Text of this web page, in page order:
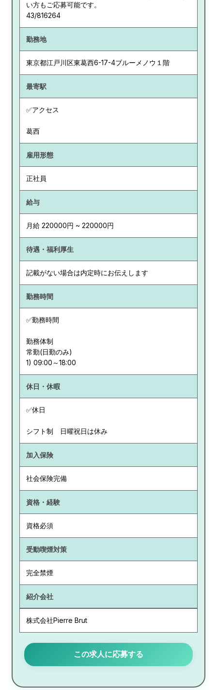
い方もご応募可能です。
43/816264
勤務地
東京都江戸川区東葛西6-17-4ブルーメノウ１階
最寄駅
✅アクセス
葛西
雇用形態
正社員
給与
月給 220000円 ~ 220000円
待遇・福利厚生
記載がない場合は内定時にお伝えします
勤務時間
✅勤務時間
勤務体制
常勤(日勤のみ)
休日・休暇
✅休日
シフト制 日曜祝日は休み
加入保険
社会保険完備
資格・経験
資格必須
受動喫煙対策
完全禁煙
紹介会社
株式会社Pierre Brut
この求人に応募する